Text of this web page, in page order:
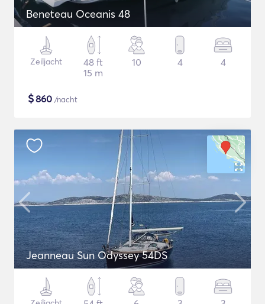
Beneteau Oceanis 48
Zeiljacht
48 ft
15 m
10 4 4
$860 /nacht
Jeanneau Sun Odyssey 54DS